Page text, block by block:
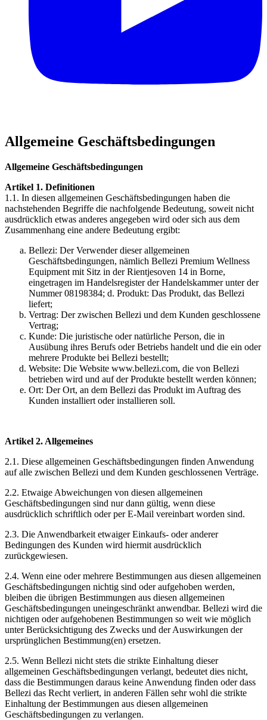
Allgemeine Geschäftsbedingungen
Allgemeine Geschäftsbedingungen
Artikel 1. Definitionen
1.1. In diesen allgemeinen Geschäftsbedingungen haben die
nachstehenden Begriffe die nachfolgende Bedeutung, soweit nicht
ausdrücklich etwas anderes angegeben wird oder sich aus dem
Zusammenhang eine andere Bedeutung ergibt:
Bellezi: Der Verwender dieser allgemeinen
Geschäftsbedingungen, nämlich Bellezi Premium Wellness
Equipment mit Sitz in der Rientjesoven 14 in Borne,
eingetragen im Handelsregister der Handelskammer unter der
Nummer 08198384; d. Produkt: Das Produkt, das Bellezi
liefert;
Vertrag: Der zwischen Bellezi und dem Kunden geschlossene
Vertrag;
Kunde: Die juristische oder natürliche Person, die in
Ausübung ihres Berufs oder Betriebs handelt und die ein oder
mehrere Produkte bei Bellezi bestellt;
Website: Die Website www.bellezi.com, die von Bellezi
betrieben wird und auf der Produkte bestellt werden können;
Ort: Der Ort, an dem Bellezi das Produkt im Auftrag des
Kunden installiert oder installieren soll.
Artikel 2. Allgemeines
2.1. Diese allgemeinen Geschäftsbedingungen finden Anwendung
auf alle zwischen Bellezi und dem Kunden geschlossenen Verträge.
2.2. Etwaige Abweichungen von diesen allgemeinen
Geschäftsbedingungen sind nur dann gültig, wenn diese
ausdrücklich schriftlich oder per E-Mail vereinbart worden sind.
2.3. Die Anwendbarkeit etwaiger Einkaufs- oder anderer
Bedingungen des Kunden wird hiermit ausdrücklich
zurückgewiesen.
2.4. Wenn eine oder mehrere Bestimmungen aus diesen allgemeinen
Geschäftsbedingungen nichtig sind oder aufgehoben werden,
bleiben die übrigen Bestimmungen aus diesen allgemeinen
Geschäftsbedingungen uneingeschränkt anwendbar. Bellezi wird die
nichtigen oder aufgehobenen Bestimmungen so weit wie möglich
unter Berücksichtigung des Zwecks und der Auswirkungen der
ursprünglichen Bestimmung(en) ersetzen.
2.5. Wenn Bellezi nicht stets die strikte Einhaltung dieser
allgemeinen Geschäftsbedingungen verlangt, bedeutet dies nicht,
dass die Bestimmungen daraus keine Anwendung finden oder dass
Bellezi das Recht verliert, in anderen Fällen sehr wohl die strikte
Einhaltung der Bestimmungen aus diesen allgemeinen
Geschäftsbedingungen zu verlangen.